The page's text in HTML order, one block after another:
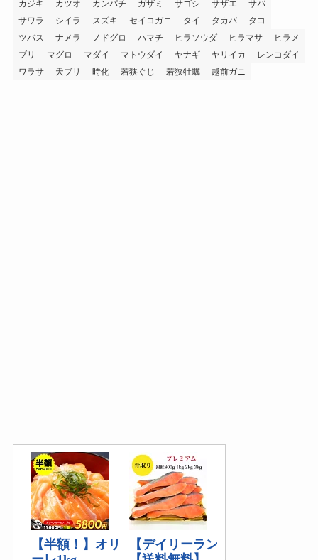
カジキ カツオ カンパチ ガザミ サゴシ サザエ
サバ
サワラ
シイラ スズキ セイコガニ タイ タカバ
タコ
ツバス
ナメラ ノドグロ ハマチ ヒラソウダ ヒラマサ
ヒラメ
ブリ
マグロ マダイ マトウダイ ヤナギ ヤリイカ
レンコダイ
ワラサ
天ブリ 時化 若狭ぐじ 若狭牡蠣 越前ガニ